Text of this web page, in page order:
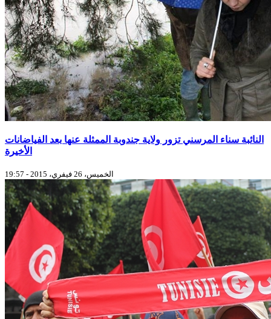
النائبة سناء المرسني تزور ولاية جندوبة الممثلة عنها بعد الفياضانات
الأخيرة
الخميس، 26 فيفري، 2015 - 19:57